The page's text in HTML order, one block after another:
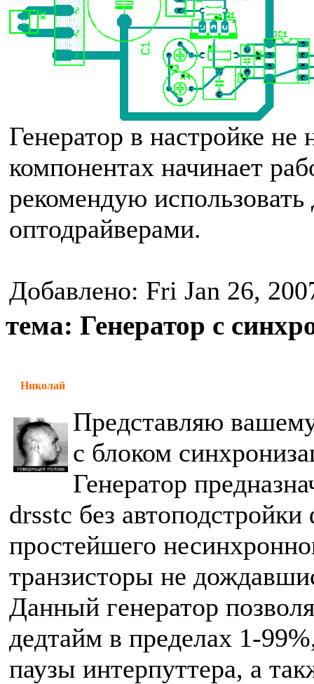
Генератор в настройке
компонентах начинает
рекомендую использовать
оптодрайверами.
Добавлено: Fri Jan 26,
тема: Генератор с
Николай
Представляю
с блоком
Генератор
drsstc без
простейшего
транзисторы не
Данный генератор
дедтайм в пределах 1-
паузы интерпуттера, а